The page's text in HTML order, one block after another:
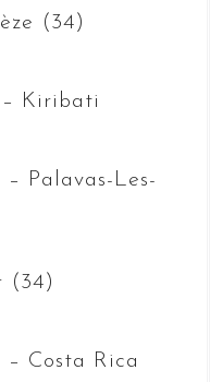
(34)
Kiribati
Palavas-Les-
(34)
– Costa Rica